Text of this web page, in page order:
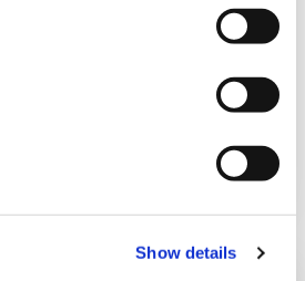
Show details
– una amenaza constante
tipos de ...